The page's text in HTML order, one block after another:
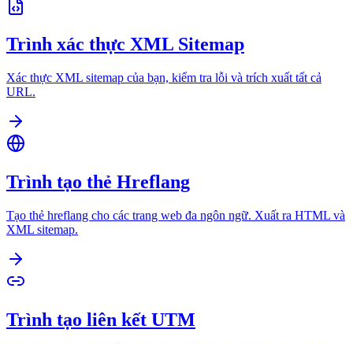
Trình xác thực XML Sitemap
Xác thực XML sitemap của bạn, kiểm tra lỗi và trích xuất tất cả
URL.
Trình tạo thẻ Hreflang
Tạo thẻ hreflang cho các trang web đa ngôn ngữ. Xuất ra HTML và
XML sitemap.
Trình tạo liên kết UTM